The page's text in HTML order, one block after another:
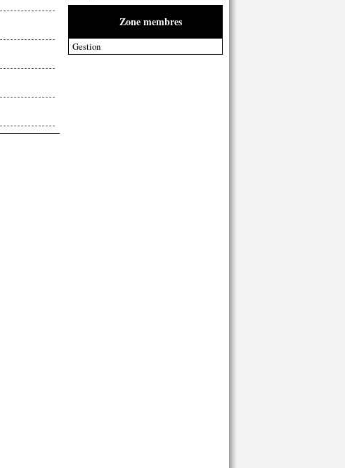
Zone membres
Gestion